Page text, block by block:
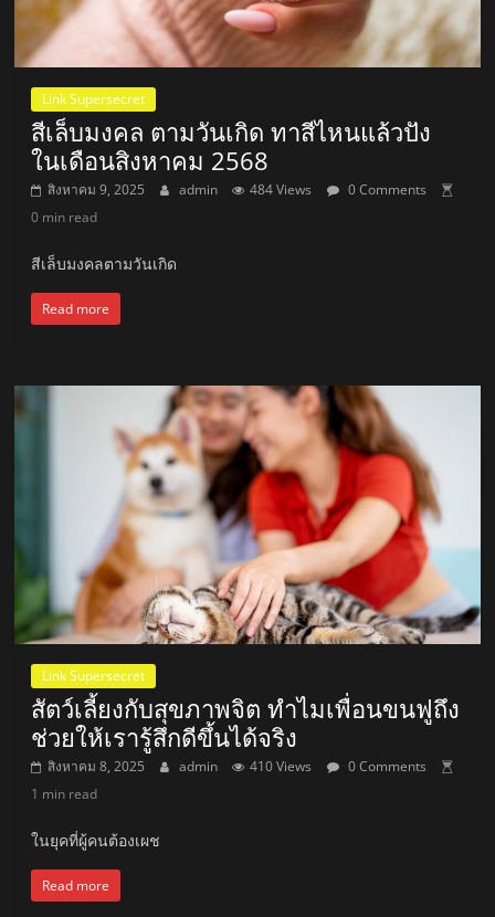
Link Supersecret
สีเล็บมงคล ตามวันเกิด ทาสีไหนแล้วปัง
ในเดือนสิงหาคม 2568
สิงหาคม 9, 2025 admin 484 Views
0 Comments
0 min read
สีเล็บมงคลตามวันเกิด
Read more
Link Supersecret
สัตว์เลี้ยงกับสุขภาพจิต ทำไมเพื่อนขนฟูถึง
ช่วยให้เรารู้สึกดีขึ้นได้จริง
สิงหาคม 8, 2025 admin 410 Views
0 Comments
1 min read
ในยุคที่ผู้คนต้องเผช
Read more